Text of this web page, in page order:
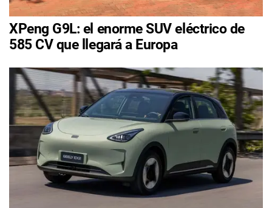
XPeng G9L: el enorme SUV eléctrico de
585 CV que llegará a Europa